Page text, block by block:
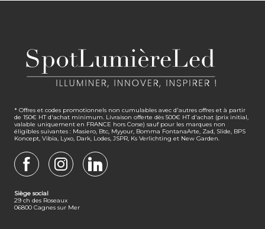
* Offres et codes promotionnels non cumulables avec d'autres offres et à partir
de 150€ HT d'achat minimum. Livraison offerte dès 500€ HT d'achat (prix initial,
valable uniquement en FRANCE hors Corse) sauf pour les marques non
éligibles suivantes : Masiero, Btc, Myyour, Bomma FontanaArte, Zad, Slide, BPS
Koncept, Vibia, Lyxo, Dark, Lodes, JSPR, Ks Verlichting et New Garden.
Siège social
29 ch des Roseaux
06800 Cagnes sur Mer